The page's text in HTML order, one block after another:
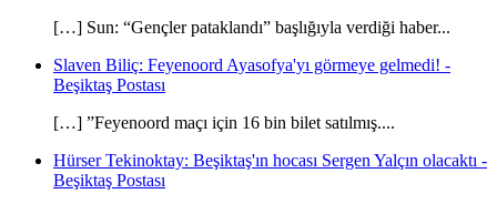
[…] Sun: “Gençler pataklandı” başlığıyla verdiği haber...
Slaven Biliç: Feyenoord Ayasofya'yı görmeye gelmedi! -
Beşiktaş Postası
[…] ”Feyenoord maçı için 16 bin bilet satılmış....
Hürser Tekinoktay: Beşiktaş'ın hocası Sergen Yalçın olacaktı -
Beşiktaş Postası